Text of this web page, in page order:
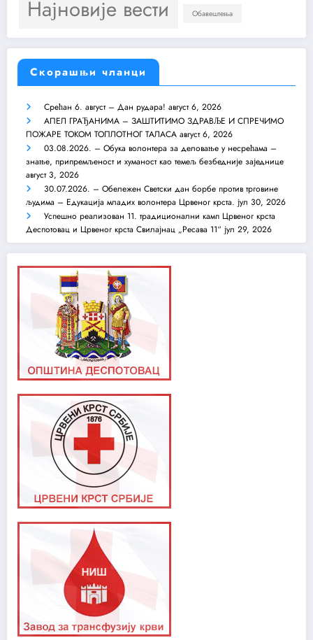
Најновије вести Обавештења
Скорашњи чланци
Срећан 6. август – Дан рудара! август 6, 2026
АПЕЛ ГРАЂАНИМА – ЗАШТИТИМО ЗДРАВЉЕ И СПРЕЧИМО
ПОЖАРЕ ТОКОМ ТОПЛОТНОГ ТАЛАСА август 6, 2026
03.08.2026. – Обука волонтера за деловање у несрећама –
знање, припремљеност и хуманост као темељ безбедније заједнице
август 3, 2026
30.07.2026. – Обележен Светски дан борбе против трговине
људима – Едукација младих волонтера Црвеног крста. јул 30, 2026
Успешно реализован 11. традиционални камп Црвеног крста
Деспотовац и Црвеног крста Свилајнац „Ресава 11“ јул 29, 2026